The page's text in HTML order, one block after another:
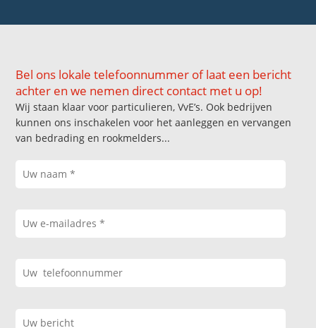
Bel ons lokale telefoonnummer of laat een bericht
achter en we nemen direct contact met u op!
Wij staan klaar voor particulieren, VvE’s. Ook bedrijven
kunnen ons inschakelen voor het aanleggen en vervangen
van bedrading en rookmelders...